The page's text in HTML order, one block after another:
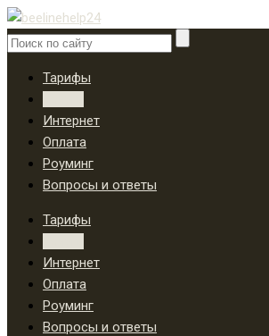
Тарифы
Интернет
Оплата
Роуминг
Вопросы и ответы
Тарифы
Интернет
Оплата
Роуминг
Вопросы и ответы